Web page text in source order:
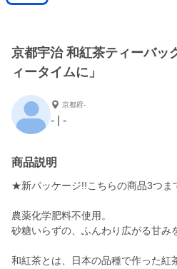
京都宇治 和紅茶ティーバッ
ィータイムに」
京都府-
- | -
商品説明
★新パッケージ!!こちらの商品3つ
農薬化学肥料不使用。
砂糖いらずの、ふんわり広がる甘み
和紅茶とは、日本の品種で作った紅